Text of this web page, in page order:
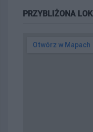
PRZYBLIŻONA